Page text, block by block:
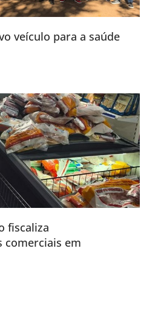
veículo para a saúde
fiscaliza
comerciais em